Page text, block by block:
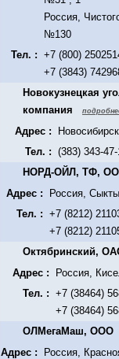
Россия,
№130
Тел. : +7 (800)
+7 (3843)
Новокузнецкая
компания
Адрес :
Тел. : (383) 343-
НОРД-ОЙЛ, ТФ,
Адрес :
Россия,
Тел. : +7 (8212)
+7 (8212)
Октябринский,
Адрес :
Россия,
Тел. : +7 (38464)
+7 (38464)
ОЛМегаМаш, ООО
Адрес :
Россия,